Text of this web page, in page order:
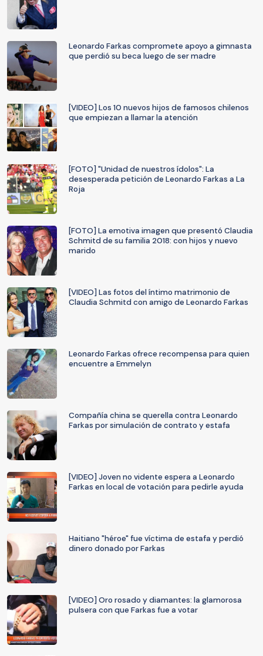
Leonardo Farkas compromete apoyo a gimnasta
que perdió su beca luego de ser madre
[VIDEO] Los 10 nuevos hijos de famosos chilenos
que empiezan a llamar la atención
[FOTO] "Unidad de nuestros ídolos": La
desesperada petición de Leonardo Farkas a La
Roja
[FOTO] La emotiva imagen que presentó Claudia
Schmitd de su familia 2018: con hijos y nuevo
marido
[VIDEO] Las fotos del íntimo matrimonio de
Claudia Schmitd con amigo de Leonardo Farkas
Leonardo Farkas ofrece recompensa para quien
encuentre a Emmelyn
Compañía china se querella contra Leonardo
Farkas por simulación de contrato y estafa
[VIDEO] Joven no vidente espera a Leonardo
Farkas en local de votación para pedirle ayuda
Haitiano "héroe" fue víctima de estafa y perdió
dinero donado por Farkas
[VIDEO] Oro rosado y diamantes: la glamorosa
pulsera con que Farkas fue a votar